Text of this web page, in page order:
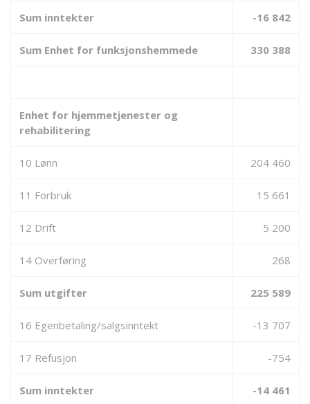
Sum inntekter -16 842
Sum Enhet for funksjonshemmede 330 388
Enhet for hjemmetjenester og
rehabilitering
10 Lønn 204 460
11 Forbruk 15 661
12 Drift 5 200
14 Overføring 268
Sum utgifter 225 589
16 Egenbetaling/salgsinntekt -13 707
17 Refusjon -754
Sum inntekter -14 461